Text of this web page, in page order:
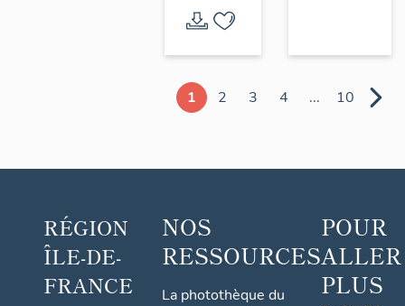
1 2 3 4 ... 10
RÉGION
ÎLE-DE-
FRANCE
NOS
RESSOURCES
La photothèque du
POUR
ALLER
PLUS